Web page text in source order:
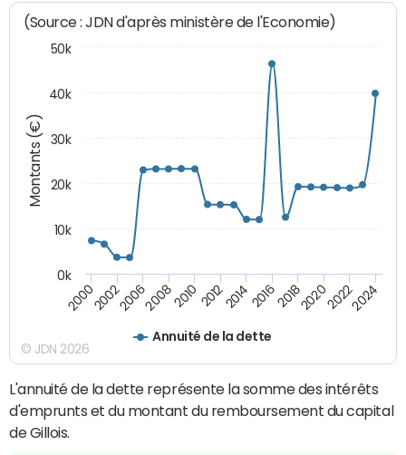
Montants (€)
(Source : JDN d'après ministère de l'Economie)
Annuité de la dette
20002002200620082010 2012201420162018202020222024
0k
10k
20k
30k
40k
50k
© JDN 2026
L'annuité de la dette représente la somme des intérêts
d'emprunts et du montant du remboursement du capital
de Gillois.